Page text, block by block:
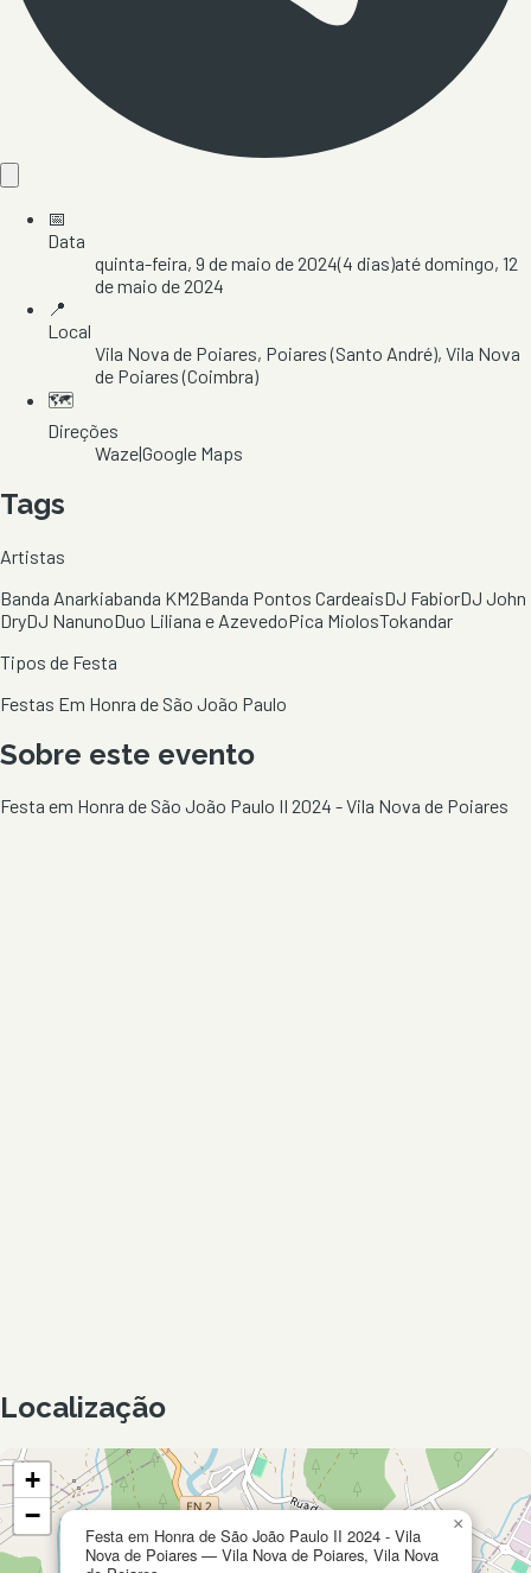
📅
Data
quinta-feira, 9 de maio de 2024(4 dias)atédomingo, 12
de maio de 2024
📍
Local
Vila Nova de Poiares, Poiares (Santo André), Vila Nova
de Poiares(Coimbra)
🗺️
Direções
Waze|Google Maps
Tags
Artistas
Banda Anarkiabanda KM2Banda Pontos CardeaisDJ FabiorDJ John
DryDJ NanunoDuo Liliana e AzevedoPica MiolosTokandar
Tipos de Festa
Festas Em Honra de São João Paulo
Sobre este evento
Festa em Honra de São João Paulo II 2024 - Vila Nova de Poiares
Localização
Festa em Honra de São João Paulo II 2024 - Vila
Nova de Poiares — Vila Nova de Poiares, Vila Nova
×
+
−